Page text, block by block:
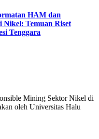
HAM dan
Nikel: Temuan Riset
Tenggara
Mining Sektor Nikel di
oleh Universitas Halu